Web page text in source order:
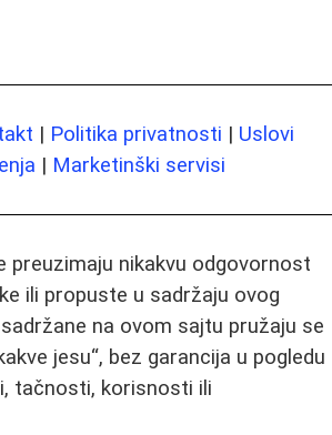
| Politika privatnosti | Uslovi
| Marketinški servisi
preuzimaju nikakvu odgovornost
ili propuste u sadržaju ovog
na ovom sajtu pružaju se
jesu“, bez garancija u pogledu
tačnosti, korisnosti ili